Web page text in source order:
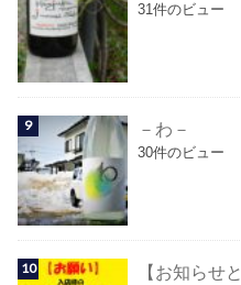
31件のビュー
－わ－
30件のビュー
【お知らせ